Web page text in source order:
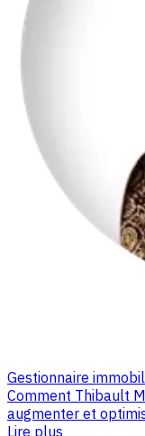
Gestionnaire
Comment Thibault
augmenter et
Lire plus